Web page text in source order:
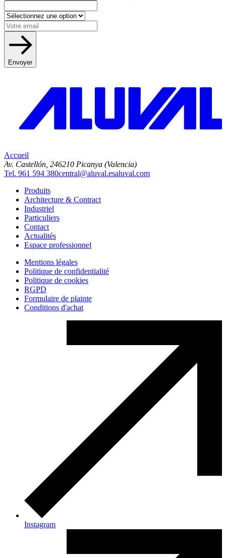
Envoyer
Accueil
Av. Castellón, 246210 Picanya (Valencia)
Tel. 961 594 380central@aluval.esaluval.com
Produits
Architecture & Contract
Industriel
Particuliers
Contact
Actualités
Espace professionnel
Mentions légales
Politique de confidentialité
Politique de cookies
RGPD
Formulaire de plainte
Conditions d'achat
Instagram